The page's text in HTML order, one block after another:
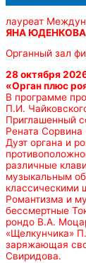
лауреат
ЯНА ЮДЕНКОВА
Органный зал
28 октября
«Орган плюс
В программе
П.И.
Приглашенный
Рената Сорвина
Дуэт органа и
различные
музыкальным
классическими
Романтизма и
бессмертные
рондо В.А.
«Щелкунчика»
заряжающая
Свиридова.